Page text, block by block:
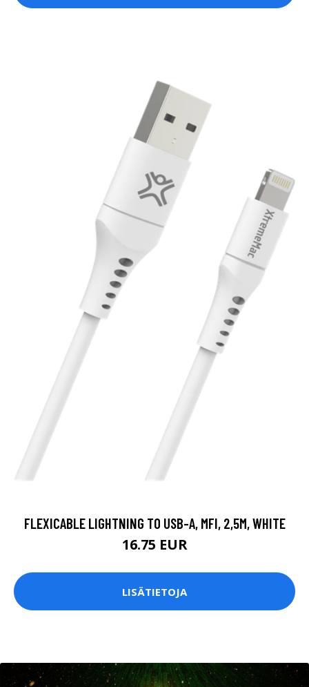
FLEXICABLE LIGHTNING TO USB-A, MFI, 2,5M, WHITE
16.75 EUR
LISÄTIETOJA